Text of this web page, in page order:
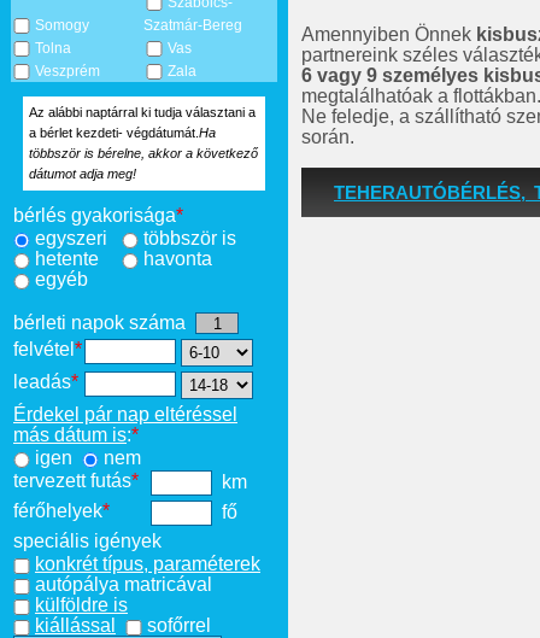
Somogy
Szatmár-Bereg
Tolna
Vas
Veszprém
Zala
Az alábbi naptárral ki tudja választani a
a bérlet kezdeti- végdátumát. Ha
többször is bérelne, akkor a következő
dátumot adja meg!
bérlés gyakorisága*
egyszeri
többször is
hetente
havonta
egyéb
bérleti napok száma
felvétel *
leadás*
Érdekel pár nap eltéréssel
más dátum is:*
igen
nem
tervezett futás*
km
férőhelyek*
fő
speciális igények
konkrét típus, paraméterek
autópálya matricával
külföldre is
kiállással
sofőrrel
Amennyiben Önnek
partnereink széles
6 vagy 9 személyes
megtalálhatóak a flottákban.
Ne feledje, a szállítható
során.
TEHERAUTÓBÉRLÉS,